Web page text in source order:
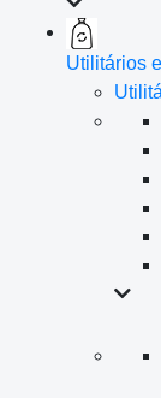
Utilitários